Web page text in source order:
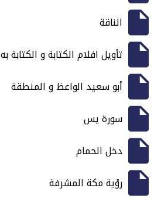
الناقة
تأويل افلام الكتابة و الكتابة به
أبو سعيد الواعظ و المنطقة
سورة يس
دخل الحمام
رؤية مكة المشرفة